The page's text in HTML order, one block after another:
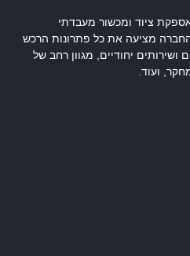
ציוד ומכשור מעבדתי
החברה מציעה את כל פתרונות הרכש
יחודיים, מגוון רחב של
ועוד.